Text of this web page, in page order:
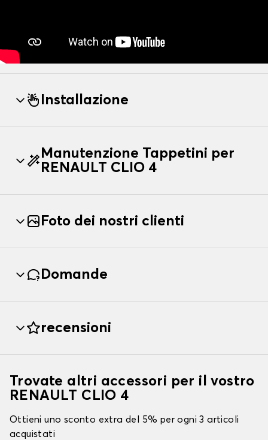
Installazione
Manutenzione Tappetini per
RENAULT CLIO 4
Foto dei nostri clienti
Domande
recensioni
Trovate altri accessori per il vostro
RENAULT CLIO 4
Ottieni uno sconto extra del 5% per ogni 3 articoli
acquistati